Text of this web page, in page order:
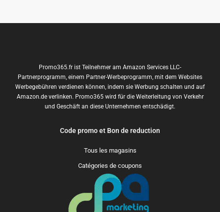
Promo365.fr ist Teilnehmer am Amazon Services LLC-
Partnerprogramm, einem Partner-Werbeprogramm, mit dem Websites
Werbegebühren verdienen können, indem sie Werbung schalten und auf
Amazon.de verlinken. Promo365 wird für die Weiterleitung von Verkehr
und Geschäft an diese Unternehmen entschädigt.
Code promo et Bon de reduction
Tous les magasins
Catégories de coupons